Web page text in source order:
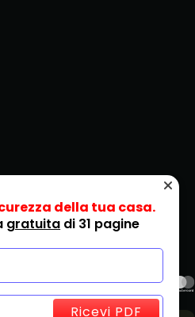
della tua casa.
gratuita di 31 pagine
Ricevi PDF